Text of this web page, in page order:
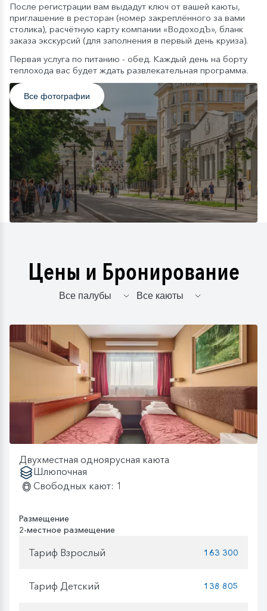
После регистрации вам выдадут ключ от вашей каюты,
приглашение в ресторан (номер закреплённого за вами
столика), расчётную карту компании «ВодоходЪ», бланк
заказа экскурсий (для заполнения в первый день круиза).
Первая услуга по питанию - обед. Каждый день на борту
теплохода вас будет ждать развлекательная программа.
Все фотографии
Цены и Бронирование
Двухместная одноярусная каюта
Шлюпочная
Свободных кают: 1
Размещение
2-местное размещение
Тариф Взрослый 163 300
Тариф Детский 138 805